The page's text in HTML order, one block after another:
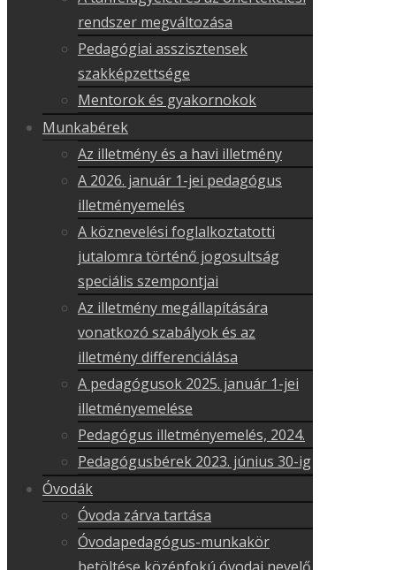
rendszer megváltozása
Pedagógiai asszisztensek
szakképzettsége
Mentorok és gyakornokok
Munkabérek
Az illetmény és a havi illetmény
A 2026. január 1-jei pedagógus
illetményemelés
A köznevelési foglalkoztatotti
jutalomra történő jogosultság
speciális szempontjai
Az illetmény megállapítására
vonatkozó szabályok és az
illetmény differenciálása
A pedagógusok 2025. január 1-jei
illetményemelése
Pedagógus illetményemelés, 2024.
Pedagógusbérek 2023. június 30-ig
Óvodák
Óvoda zárva tartása
Óvodapedagógus-munkakör